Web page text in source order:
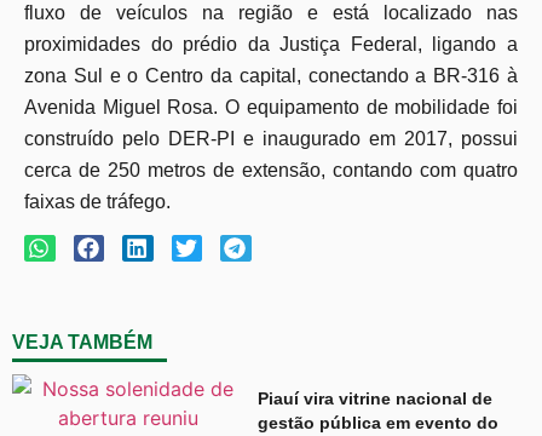
fluxo de veículos na região e está localizado nas
proximidades do prédio da Justiça Federal, ligando a
zona Sul e o Centro da capital, conectando a BR-316 à
Avenida Miguel Rosa. O equipamento de mobilidade foi
construído pelo DER-PI e inaugurado em 2017, possui
cerca de 250 metros de extensão, contando com quatro
faixas de tráfego.
VEJA TAMBÉM
Piauí vira vitrine nacional de
gestão pública em evento do